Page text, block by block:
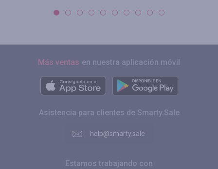
Más ventas en nuestra aplicación móvil
Asistencia para clientes de Smarty.Sale
help@smarty.sale
Estamos trabajando con